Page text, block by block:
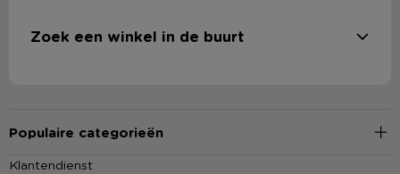
Zoek een winkel in de buurt
Populaire categorieën
Klantendienst